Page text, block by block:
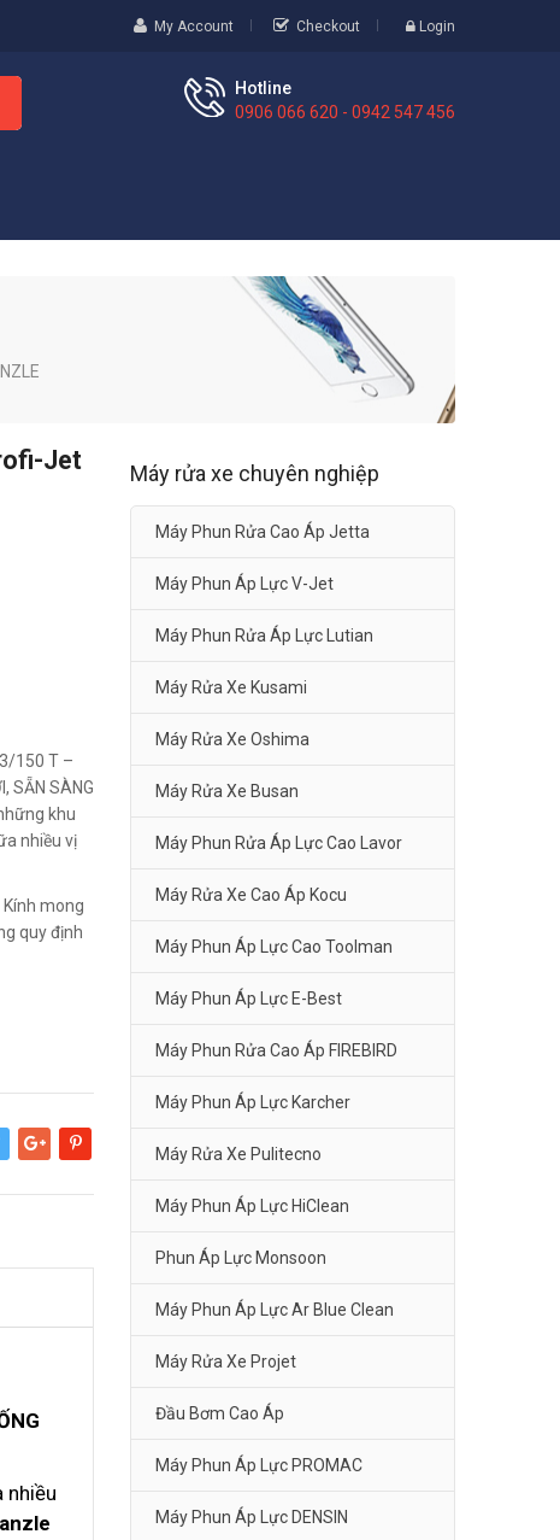
My Account Checkout Login
Hotline
0906 066 620 - 0942 547 456
Jet
150 T –
SẴN SÀNG
khu
nhiều vị
mong
quy định
Google+Pinterest
nhiều
Máy rửa xe chuyên nghiệp
Máy Phun Rửa Cao Áp Jetta
Máy Phun Áp Lực V-Jet
Máy Phun Rửa Áp Lực Lutian
Máy Rửa Xe Kusami
Máy Rửa Xe Oshima
Máy Rửa Xe Busan
Máy Phun Rửa Áp Lực Cao Lavor
Máy Rửa Xe Cao Áp Kocu
Máy Phun Áp Lực Cao Toolman
Máy Phun Áp Lực E-Best
Máy Phun Rửa Cao Áp FIREBIRD
Máy Phun Áp Lực Karcher
Máy Rửa Xe Pulitecno
Máy Phun Áp Lực HiClean
Phun Áp Lực Monsoon
Máy Phun Áp Lực Ar Blue Clean
Máy Rửa Xe Projet
Đầu Bơm Cao Áp
Máy Phun Áp Lực PROMAC
Máy Phun Áp Lực DENSIN